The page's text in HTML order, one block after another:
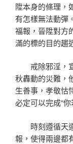
陞本身的條理，
有怎樣無法動彈
福報，晉陞對方
滿的標的目的趨
戒除邪淫，宣
秋轟動的災難，
生善事，孝敬怙
必定可以完成“
時刻遵循天道
報，使得兩邊都